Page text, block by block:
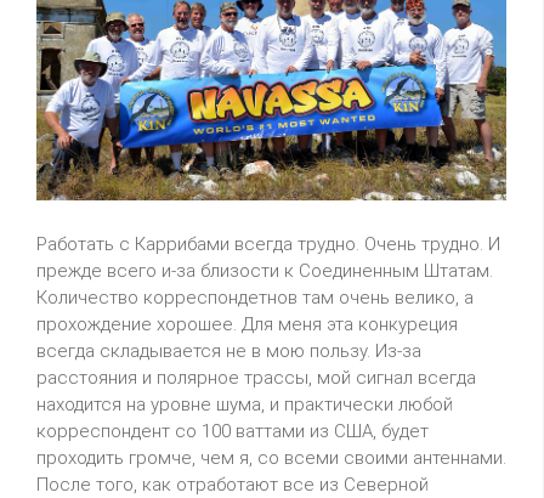
Работать с Каррибами всегда трудно. Очень трудно. И
прежде всего и-за близости к Соединенным Штатам.
Количество корреспондетнов там очень велико, а
прохождение хорошее. Для меня эта конкуреция
всегда складывается не в мою пользу. Из-за
расстояния и полярное трассы, мой сигнал всегда
находится на уровне шума, и практически любой
корреспондент со 100 ваттами из США, будет
проходить громче, чем я, со всеми своими антеннами.
После того, как отработают все из Северной